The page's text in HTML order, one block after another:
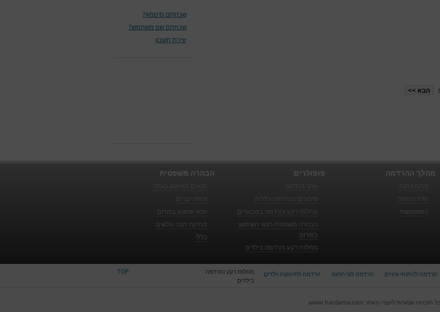
הבא >>
שכחתם סיסמא?
שכחתם שם משתמש?
יצירת חשבון
הבהרה משפטית
זכויות יוצרים
תנאי שימוש בפורום
מחיקת תכני גולשים
כללי
פופולרים
סיבוכים בהרדמה כללית
מחלות רקע והרדמה במבוגרים
הבהרה משפטית-תנאי השימוש
בפורום
מחלות רקע והרדמה בילדים
מהלך ההרדמה
חדר הניתוח
התאוששות
הרדמה לניתוחי עיניים הרדמה לפי תחום הרדמה לתינוקות וילדים
מחלות רקע והרדמה
בילדים
TOP
כל הזכויות שמורות ליוצרי האתר www.hardama.com